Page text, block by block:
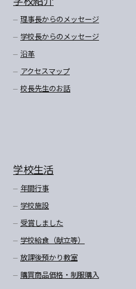
理事長からのメッセージ
学校長からのメッセージ
沿革
アクセスマップ
校長先生のお話
学校生活
年間行事
学校施設
受賞しました
学校給食（献立等）
放課後預かり教室
購買商品価格・制服購入